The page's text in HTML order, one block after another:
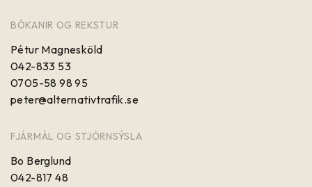
BÓKANIR OG REKSTUR
Pétur Magnesköld
042-833 53
0705-58 98 95
peter@alternativtrafik.se
FJÁRMÁL OG STJÓRNSÝSLA
Bo Berglund
042-817 48